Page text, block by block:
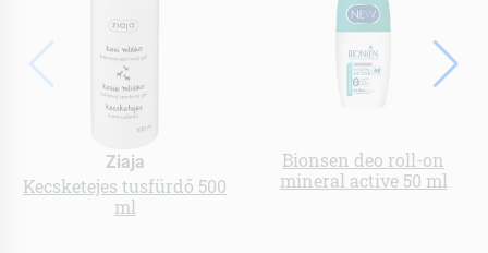
Ziaja
Kecsketejes tusfürdő 500
ml
Bionsen deo roll-on
mineral active 50 ml